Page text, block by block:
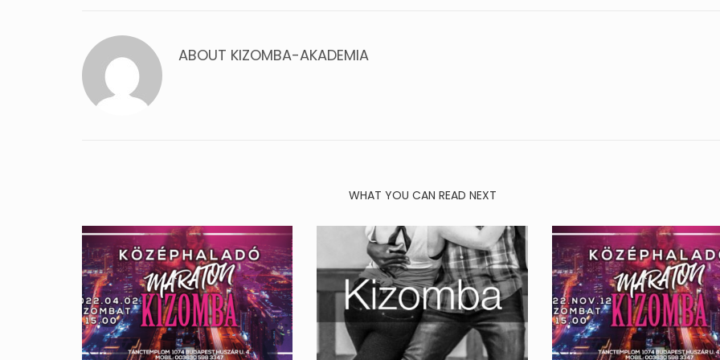
ABOUT KIZOMBA-AKADEMIA
WHAT YOU CAN READ NEXT